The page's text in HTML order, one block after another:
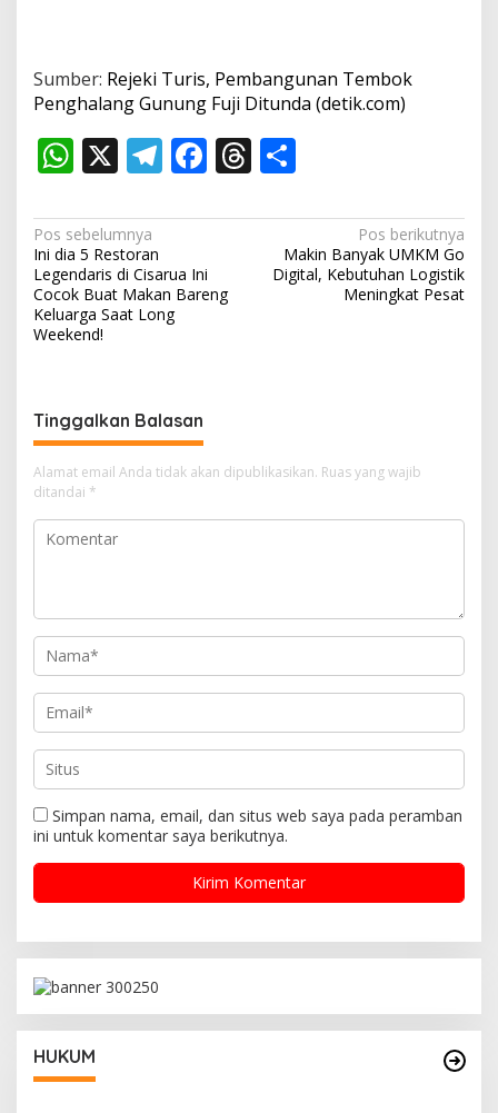
Sumber: Rejeki Turis, Pembangunan Tembok
Penghalang Gunung Fuji Ditunda (detik.com)
W
at
s
A
p
X T
e
gr
a
m
F
e
o
T
re ar
e
N
a
v
i
s
i
p
o
s
Pos sebelumnya
Ini dia 5 Restoran
Legendaris di Cisarua Ini
Cocok Buat Makan Bareng
Keluarga Saat Long
Weekend!
Pos berikutnya
Makin Banyak UMKM Go
Digital, Kebutuhan Logistik
Meningkat Pesat
Tinggalkan Balasan
Alamat email Anda tidak akan dipublikasikan. Ruas yang wajib
ditandai *
Simpan nama, email, dan situs web saya pada peramban
ini untuk komentar saya berikutnya.
HUKUM